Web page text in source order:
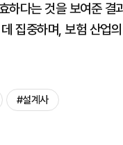
하다는 것을 보여준
집중하며, 보험 산업
#설계사